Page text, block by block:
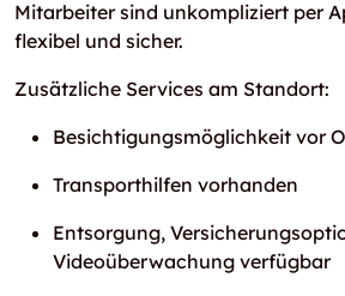
Mitarbeiter sind unkompliziert per
flexibel und sicher.
Zusätzliche Services am Standort:
Besichtigungsmöglichkeit vor
Transporthilfen vorhanden
Entsorgung,
Videoüberwachung verfügbar